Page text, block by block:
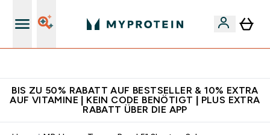
BIS ZU 50% RABATT AUF BESTSELLER & 10% EXTRA
AUF VITAMINE | KEIN CODE BENÖTIGT | PLUS EXTRA
RABATT ÜBER DIE APP